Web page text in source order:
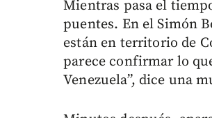
Mientras pasa el
puentes. En el Simón
están en territorio de
parece confirmar lo
Venezuela”, dice una